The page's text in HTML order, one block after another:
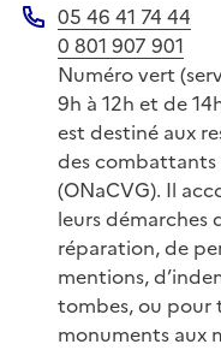
Téléphone
05 46 41 74 44
0 801 907 901
Numéro vert
9h à 12h et de
est destiné aux
des combattants
(ONaCVG). Il
leurs démarches
réparation, de
mentions,
tombes, ou pour
monuments aux